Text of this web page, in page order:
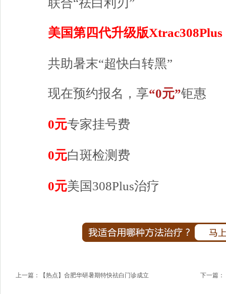
美国第四代升级版Xtrac308Plus
共助暑末“超快白转黑”
现在预约报名，享“0元”钜惠
0元专家挂号费
0元白斑检测费
0元美国308Plus治疗
上一篇： 【热点】合肥华研暑期特快祛白门诊成立 下一篇：